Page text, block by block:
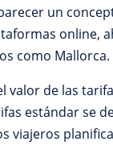
un
online,
como Mallorca.
valor de las
estándar se
viajeros